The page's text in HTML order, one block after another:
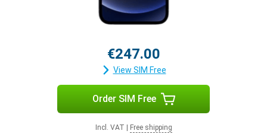
€247.00
View SIM Free
Order SIM Free
Incl. VAT Free shipping